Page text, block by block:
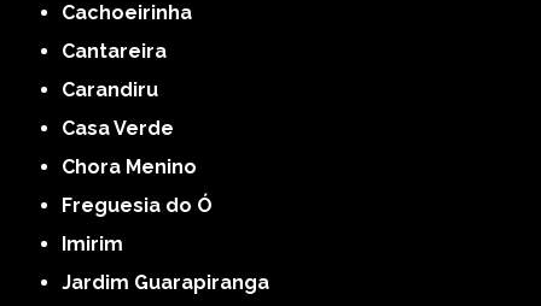
Cachoeirinha
Cantareira
Carandiru
Casa Verde
Chora Menino
Freguesia do Ó
Imirim
Jardim Guarapiranga